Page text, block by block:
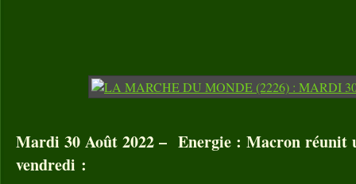
Mardi 30 Août 2022 – Energie : Macron réunit
vendredi :